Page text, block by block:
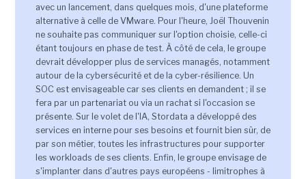
avec un lancement, dans quelques mois, d'une plateforme
alternative à celle de VMware. Pour l'heure, Joël Thouvenin
ne souhaite pas communiquer sur l'option choisie, celle-ci
étant toujours en phase de test. À côté de cela, le groupe
devrait développer plus de services managés, notamment
autour de la cybersécurité et de la cyber-résilience. Un
SOC est envisageable car ses clients en demandent ; il se
fera par un partenariat ou via un rachat si l'occasion se
présente. Sur le volet de l'IA, Stordata a développé des
services en interne pour ses besoins et fournit bien sûr, de
par son métier, toutes les infrastructures pour supporter
les workloads de ses clients. Enfin, le groupe envisage de
s'implanter dans d'autres pays européens - limitrophes à